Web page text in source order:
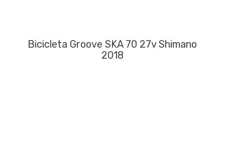
Bicicleta Groove SKA 70 27v Shimano
2018